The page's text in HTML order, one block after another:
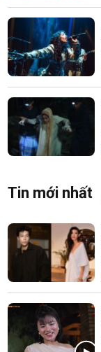
Tin mới nhất